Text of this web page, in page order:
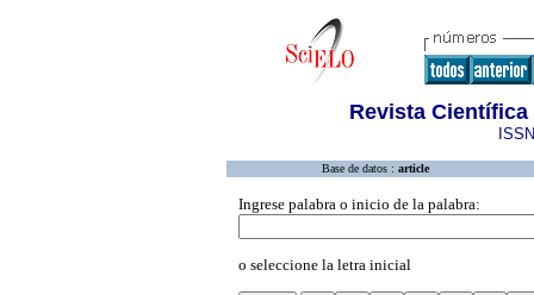
Revista Científica
Base de datos : article
Ingrese palabra o inicio de la palabra:
o seleccione la letra inicial